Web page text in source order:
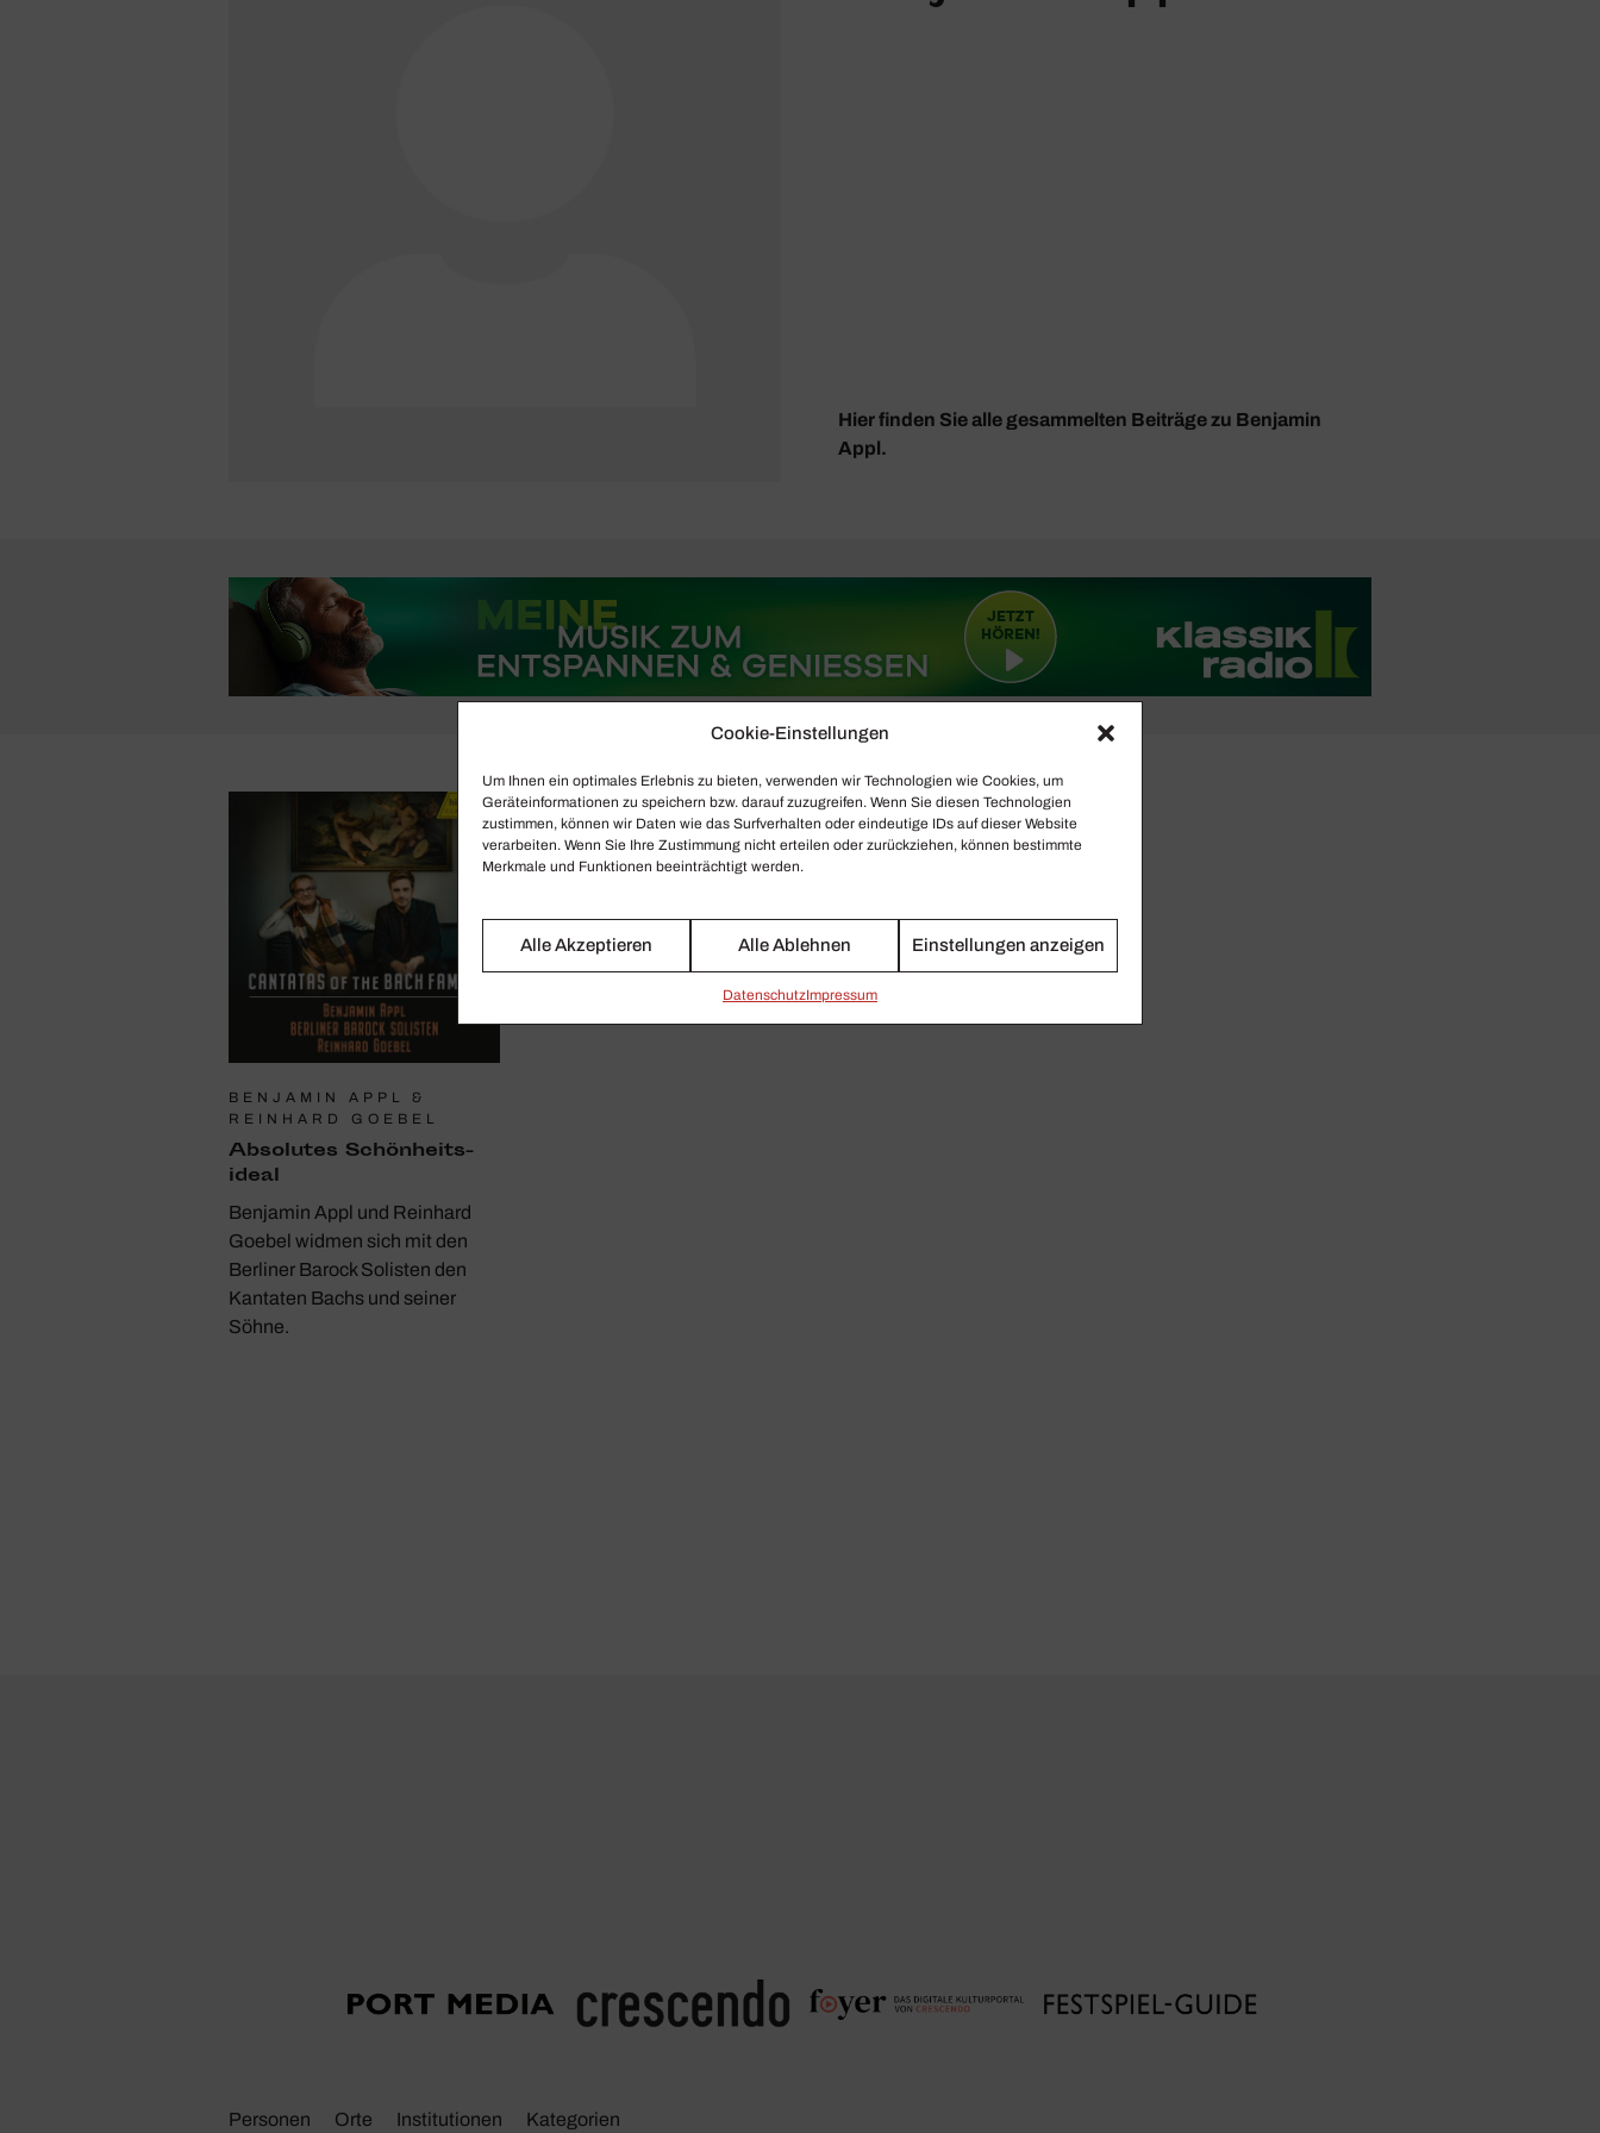
Cookie-Einstellungen
Um Ihnen ein optimales Erlebnis zu bieten, verwenden wir Technologien wie Cookies, um
Geräteinformationen zu speichern bzw. darauf zuzugreifen. Wenn Sie diesen Technologien
zustimmen, können wir Daten wie das Surfverhalten oder eindeutige IDs auf dieser Website
verarbeiten. Wenn Sie Ihre Zustimmung nicht erteilen oder zurückziehen, können bestimmte
Merkmale und Funktionen beeinträchtigt werden.
Alle Akzeptieren Alle Ablehnen Einstellungen anzeigen
Daten­schutzImpressum
Hier finden Sie alle gesammelten Beiträge zu Benjamin
Appl.
BENJAMIN APPL &
REINHARD GOEBEL
Abso­lutes Schön­heits­
ideal
Benjamin Appl und Reinhard
Goebel widmen sich mit den
Berliner Barock Solisten den
Kantaten Bachs und seiner
Söhne.
Personen Orte Insti­tu­tionen Kate­go­rien